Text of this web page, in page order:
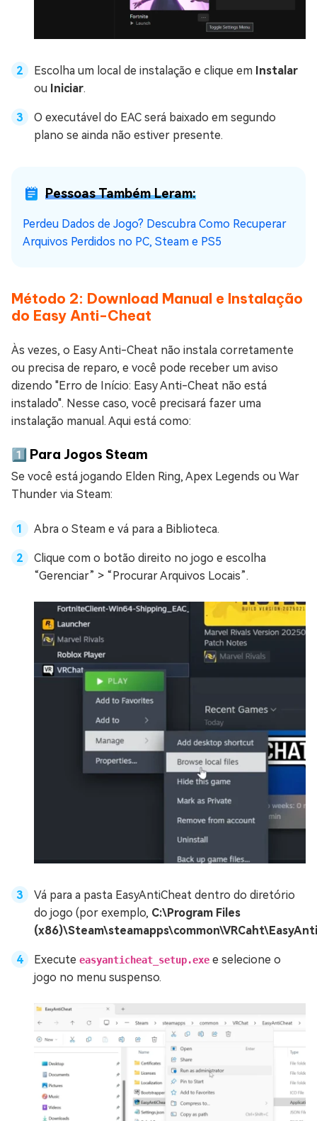
Escolha um local de instalação e clique em Instalar
ou Iniciar.
O executável do EAC será baixado em segundo
plano se ainda não estiver presente.
Pessoas Também Leram:
Perdeu Dados de Jogo? Descubra Como Recuperar
Arquivos Perdidos no PC, Steam e PS5
Método 2: Download Manual e Instalação
do Easy Anti-Cheat
Às vezes, o Easy Anti-Cheat não instala corretamente
ou precisa de reparo, e você pode receber um aviso
dizendo "Erro de Início: Easy Anti-Cheat não está
instalado". Nesse caso, você precisará fazer uma
instalação manual. Aqui está como:
1️⃣ Para Jogos Steam
Se você está jogando Elden Ring, Apex Legends ou War
Thunder via Steam:
Abra o Steam e vá para a Biblioteca.
Clique com o botão direito no jogo e escolha
“Gerenciar” > “Procurar Arquivos Locais”.
Vá para a pasta EasyAntiCheat dentro do diretório
do jogo (por exemplo, C:\Program Files
Execute easyanticheat_setup.exe e selecione o
jogo no menu suspenso.